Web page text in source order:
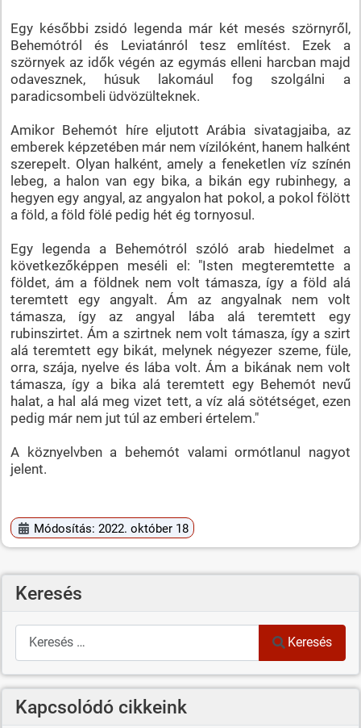
Egy későbbi zsidó legenda már két mesés szörnyről,
Behemótról és Leviatánról tesz említést. Ezek a
szörnyek az idők végén az egymás elleni harcban majd
odavesznek, húsuk lakomául fog szolgálni a
paradicsombeli üdvözülteknek.
Amikor Behemót híre eljutott Arábia sivatagjaiba, az
emberek képzetében már nem vízilóként, hanem halként
szerepelt. Olyan halként, amely a feneketlen víz színén
lebeg, a halon van egy bika, a bikán egy rubinhegy, a
hegyen egy angyal, az angyalon hat pokol, a pokol fölött
a föld, a föld fölé pedig hét ég tornyosul.
Egy legenda a Behemótról szóló arab hiedelmet a
következőképpen meséli el: "Isten megteremtette a
földet, ám a földnek nem volt támasza, így a föld alá
teremtett egy angyalt. Ám az angyalnak nem volt
támasza, így az angyal lába alá teremtett egy
rubinszirtet. Ám a szirtnek nem volt támasza, így a szirt
alá teremtett egy bikát, melynek négyezer szeme, füle,
orra, szája, nyelve és lába volt. Ám a bikának nem volt
támasza, így a bika alá teremtett egy Behemót nevű
halat, a hal alá meg vizet tett, a víz alá sötétséget, ezen
pedig már nem jut túl az emberi értelem."
A köznyelvben a behemót valami ormótlanul nagyot
jelent.
Módosítás: 2022. október 18
Keresés
Keresés
Keresés
Kapcsolódó cikkeink